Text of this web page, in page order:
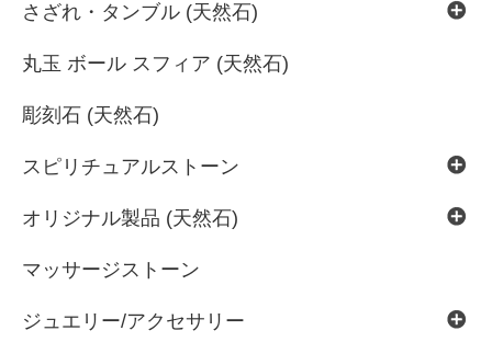
さざれ・タンブル (天然石)
丸玉 ボール スフィア (天然石)
彫刻石 (天然石)
スピリチュアルストーン
オリジナル製品 (天然石)
マッサージストーン
ジュエリー/アクセサリー